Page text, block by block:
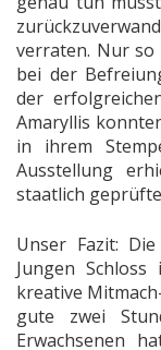
verraten. Nur so
bei der
der
Amaryllis
in ihrem
Ausstellung
staatlich
Unser Fazit:
Jungen
kreative
gute zwei
Erwachsenen